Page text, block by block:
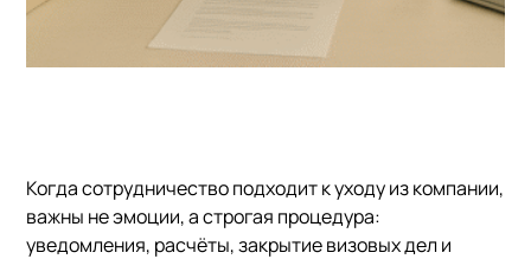
Когда сотрудничество подходит к уходу из компании,
важны не эмоции, а строгая процедура:
уведомления, расчёты, закрытие визовых дел и